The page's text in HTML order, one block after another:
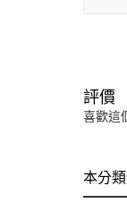
評價
喜歡這
本分